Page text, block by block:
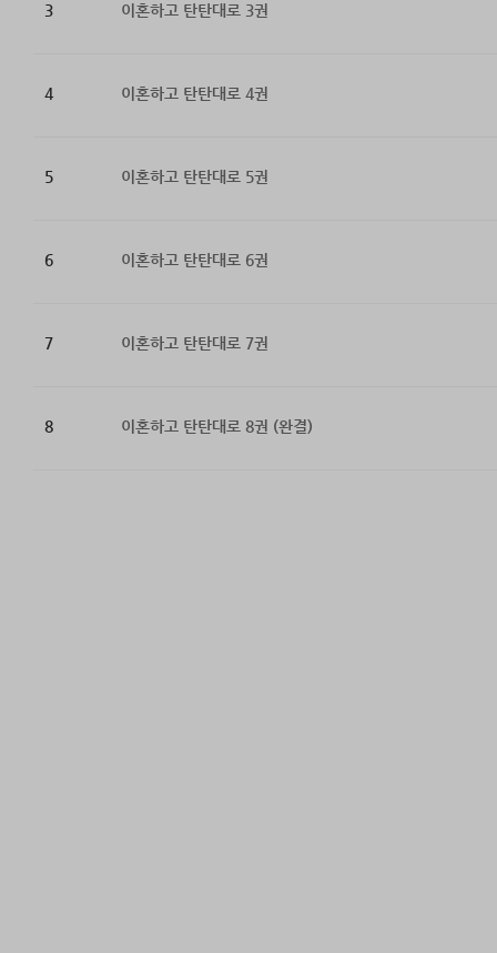
3 이혼하고 탄탄대로 3권
4 이혼하고 탄탄대로 4권
5 이혼하고 탄탄대로 5권
6 이혼하고 탄탄대로 6권
7 이혼하고 탄탄대로 7권
8 이혼하고 탄탄대로 8권 (완결)